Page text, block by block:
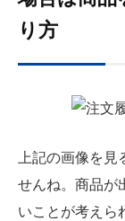
り方
上記の画像を
せんね。商品が
いことが考えら